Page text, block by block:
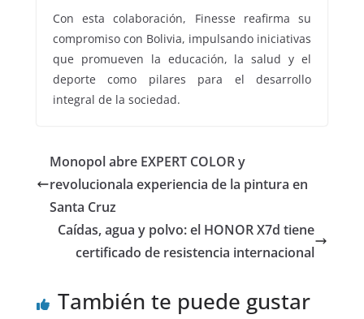
Con esta colaboración, Finesse reafirma su
compromiso con Bolivia, impulsando iniciativas
que promueven la educación, la salud y el
deporte como pilares para el desarrollo
integral de la sociedad.
Monopol abre EXPERT COLOR y
revolucionala experiencia de la pintura en
Santa Cruz
Caídas, agua y polvo: el HONOR X7d tiene
certificado de resistencia internacional
También te puede gustar